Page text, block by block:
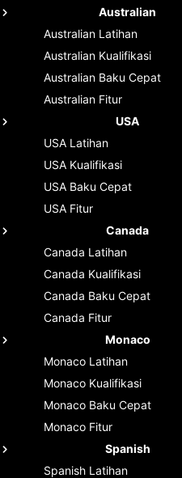
Australian
Australian Latihan
Australian Kualifikasi
Australian Baku Cepat
Australian Fitur
USA
USA Latihan
USA Kualifikasi
USA Baku Cepat
USA Fitur
Canada
Canada Latihan
Canada Kualifikasi
Canada Baku Cepat
Canada Fitur
Monaco
Monaco Latihan
Monaco Kualifikasi
Monaco Baku Cepat
Monaco Fitur
Spanish
Spanish Latihan